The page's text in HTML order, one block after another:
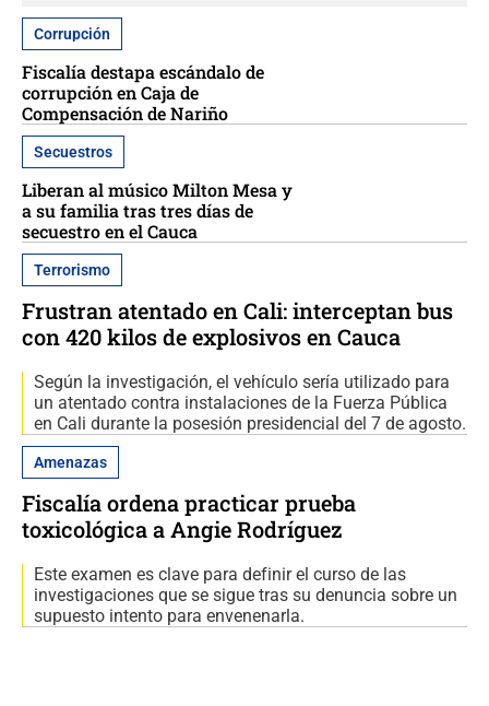
Corrupción
Fiscalía destapa escándalo de
corrupción en Caja de
Compensación de Nariño
Secuestros
Liberan al músico Milton Mesa y
a su familia tras tres días de
secuestro en el Cauca
Terrorismo
Frustran atentado en Cali: interceptan bus
con 420 kilos de explosivos en Cauca
Según la investigación, el vehículo sería utilizado para
un atentado contra instalaciones de la Fuerza Pública
en Cali durante la posesión presidencial del 7 de agosto.
Amenazas
Fiscalía ordena practicar prueba
toxicológica a Angie Rodríguez
Este examen es clave para definir el curso de las
investigaciones que se sigue tras su denuncia sobre un
supuesto intento para envenenarla.